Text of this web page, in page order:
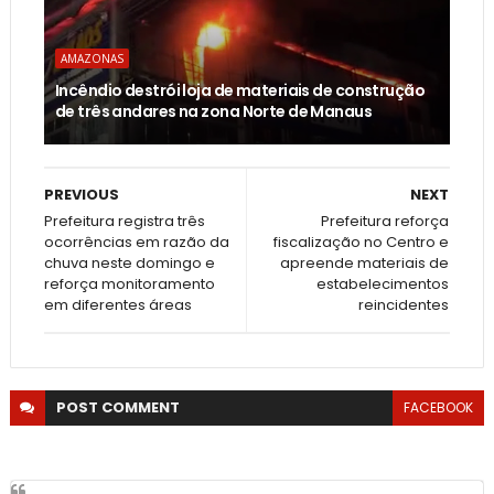
AMAZONAS
Incêndio destrói loja de materiais de construção
de três andares na zona Norte de Manaus
NEXT
Prefeitura reforça
fiscalização no Centro e
apreende materiais de
estabelecimentos
reincidentes
PREVIOUS
Prefeitura registra três
ocorrências em razão da
chuva neste domingo e
reforça monitoramento
em diferentes áreas
POST COMMENT FACEBOOK